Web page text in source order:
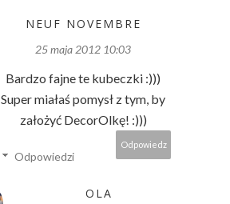
NEUF NOVEMBRE
25 maja 2012 10:03
Bardzo fajne te kubeczki :)))
Super miałaś pomysł z tym, by
założyć DecorOlkę! :)))
Odpowiedz
Odpowiedzi
OLA